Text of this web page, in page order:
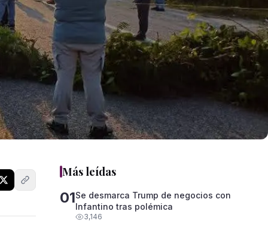
Más leídas
01Se desmarca Trump de negocios con
Infantino tras polémica
3,146